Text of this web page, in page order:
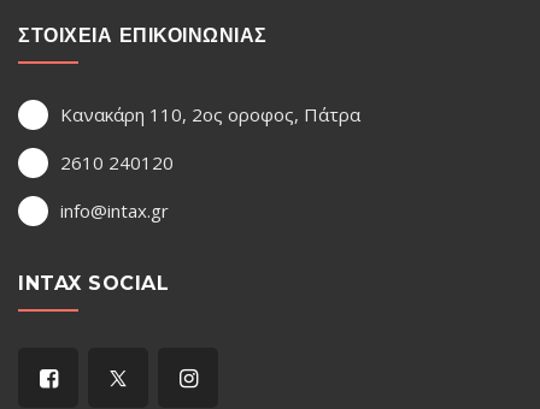
ΣΤΟΙΧΕΙΑ ΕΠΙΚΟΙΝΩΝΙΑΣ
Κανακάρη 110, 2ος οροφος, Πάτρα
2610 240120
info@intax.gr
INTAX SOCIAL